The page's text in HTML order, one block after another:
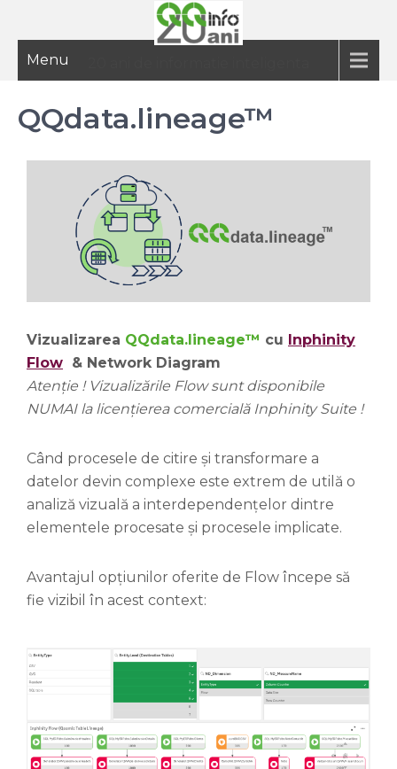
Menu
QQdata.lineage™
Vizualizarea QQdata.lineage™ cu Inphinity
Flow & Network Diagram
Atenție ! Vizualizările Flow sunt disponibile
NUMAI la licențierea comercială Inphinity Suite !
Când procesele de citire și transformare a
datelor devin complexe este extrem de utilă o
analiză vizuală a interdependențelor dintre
elementele procesate și procesele implicate.
Avantajul opțiunilor oferite de Flow începe să
fie vizibil în acest context: